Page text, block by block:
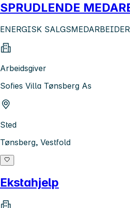
SPRUDLENDE
ENERGISK
Arbeidsgiver
Sofies Villa Tønsberg As
Sted
Tønsberg, Vestfold
Ekstahjelp